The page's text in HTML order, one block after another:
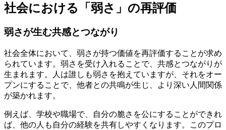
社会における「弱さ」の再評価
弱さが生む共感とつながり
社会全体において、弱さが持つ価値を再評価することが求め
られています。弱さを受け入れることで、共感とつながりが
生まれます。人は誰しも弱さを抱えていますが、それをオー
プンにすることで、他者との共鳴が生じ、より深い人間関係
が築かれます。
例えば、学校や職場で、自分の脆さを公にすることができれ
ば、他の人も自分の経験を共有しやすくなります。このプロ